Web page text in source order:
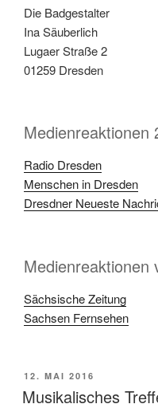
Die Badgestalter
Ina Säuberlich
Lugaer Straße 2
01259 Dresden
Medienreaktionen
Radio Dresden
Menschen in Dresden
Dresdner Neueste
Medienreaktionen
Sächsische Zeitung
Sachsen Fernsehen
VERÖFFENTLICHT
AM
12. MAI 2016
Musikalisches